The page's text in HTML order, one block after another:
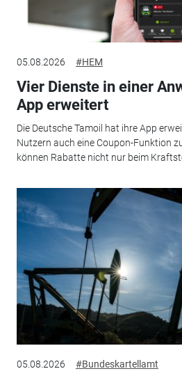
05.08.2026 #HEM
Vier Dienste in einer
App erweitert
Die Deutsche Tamoil hat ihre App
Nutzern auch eine Coupon-Funktion
können Rabatte nicht nur beim
05.08.2026 #Bundeskartellamt